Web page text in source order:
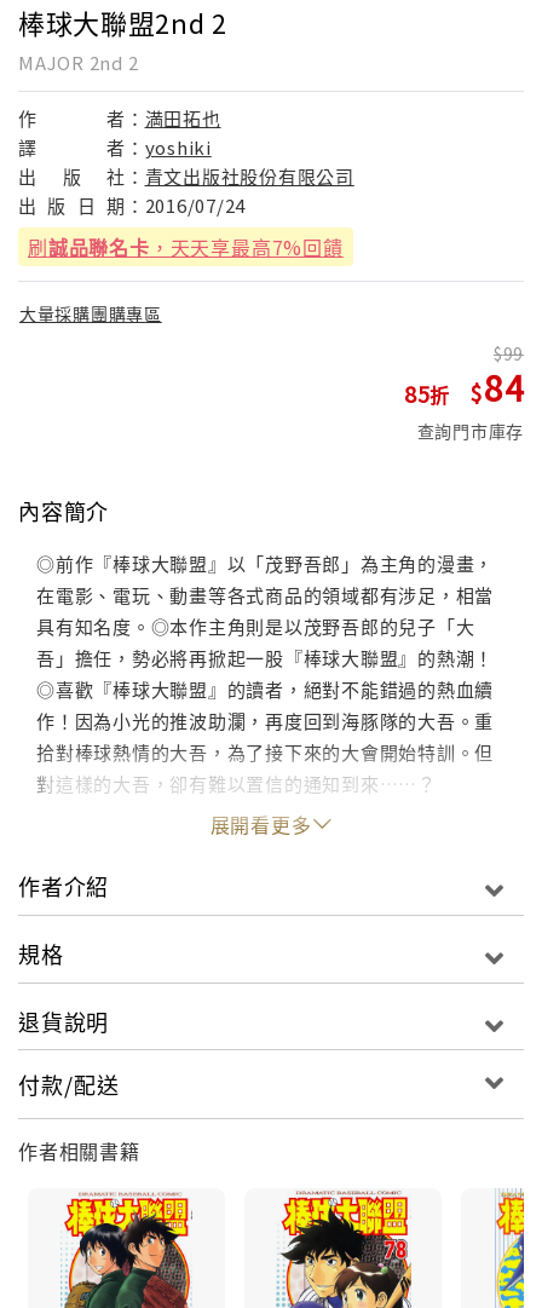
棒球大聯盟2nd 2
MAJOR 2nd 2
作 者： 満田拓也
譯
者： yoshiki
出
版 社： 青文出版社股份有限公司
出 版 日 期： 2016/07/24
刷誠品聯名卡 ，天天享最高7%回饋
大量採購團購專區
85
99
84
查詢門市庫存
內容簡介
◎前作『棒球大聯盟』以「茂野吾郎」為主角的漫畫，
在電影、電玩、動畫等各式商品的領域都有涉足，相當
具有知名度。◎本作主角則是以茂野吾郎的兒子「大
吾」擔任，勢必將再掀起一股『棒球大聯盟』的熱潮！
◎喜歡『棒球大聯盟』的讀者，絕對不能錯過的熱血續
作！因為小光的推波助瀾，再度回到海豚隊的大吾。重
拾對棒球熱情的大吾，為了接下來的大會開始特訓。但
對這樣的大吾，卻有難以置信的通知到來……？
展開看更多
作者介紹
規格
退貨說明
付款/配送
作者相關書籍